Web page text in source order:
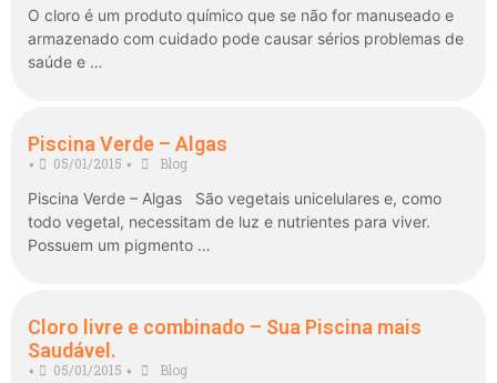
O cloro é um produto químico que se não for manuseado e
armazenado com cuidado pode causar sérios problemas de
saúde e …
Piscina Verde – Algas
• 05/01/2015 • Blog
Piscina Verde – Algas São vegetais unicelulares e, como
todo vegetal, necessitam de luz e nutrientes para viver.
Possuem um pigmento …
Cloro livre e combinado – Sua Piscina mais
Saudável.
• 05/01/2015 • Blog